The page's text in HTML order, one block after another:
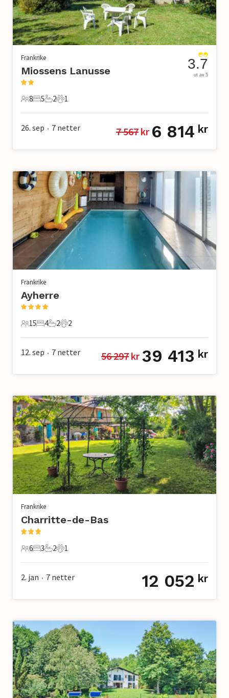
Frankrike
Miossens Lanusse
8 Gjester
8
5 Soverom
5
2 Bad
2
1 Kjæledyr
1
3.7
ut av 5
26. sep • 7 netter 7 567 kr 6 814 kr
Frankrike
Ayherre
15 Gjester
15
4 Soverom
4
2 Bad
2
2 Kjæledyr
2
12. sep • 7 netter 56 297 kr 39 413 kr
Frankrike
Charritte-de-Bas
6 Gjester
6
3 Soverom
3
2 Bad
2
1 Kjæledyr
1
2. jan • 7 netter 12 052 kr